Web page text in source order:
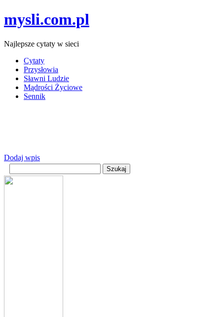
mysli.com.pl
Najlepsze cytaty w sieci
Cytaty
Przysłowia
Sławni Ludzie
Mądrości Życiowe
Sennik
Dodaj wpis